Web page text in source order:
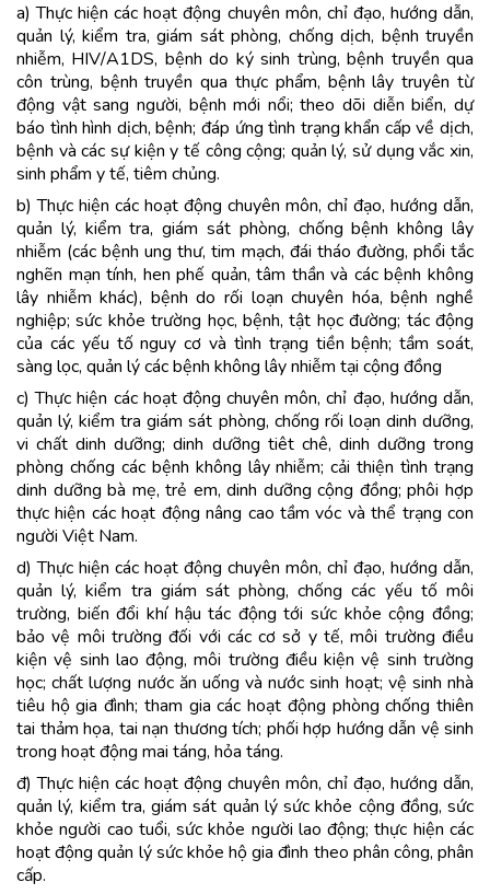
a) Thực hiện các hoạt động chuyên môn, chỉ đạo, hướng dẫn,
quản lý, kiểm tra, giám sát phòng, chống dịch, bệnh truyền
nhiễm, HIV/A1DS, bệnh do ký sinh trùng, bệnh truyền qua
côn trùng, bệnh truyền qua thực phẩm, bệnh lây truyên từ
động vật sang người, bệnh mới nổi; theo dõi diễn biển, dự
báo tình hình dịch, bệnh; đáp ứng tình trạng khẩn cấp về dịch,
bệnh và các sự kiện y tế công cộng; quản lý, sử dụng vắc xin,
sinh phẩm y tế, tiêm chủng.
b) Thực hiện các hoạt động chuyên môn, chỉ đạo, hướng dẫn,
quản lý, kiểm tra, giám sát phòng, chống bệnh không lây
nhiễm (các bệnh ung thư, tim mạch, đái tháo đường, phổi tắc
nghẽn mạn tính, hen phế quản, tâm thần và các bệnh không
lây nhiễm khác), bệnh do rối loạn chuyên hóa, bệnh nghề
nghiệp; sức khỏe trường học, bệnh, tật học đường; tác động
của các yếu tố nguy cơ và tình trạng tiền bệnh; tầm soát,
sàng lọc, quản lý các bệnh không lây nhiễm tại cộng đồng
c) Thực hiện các hoạt động chuyên môn, chỉ đạo, hướng dẫn,
quản lý, kiểm tra giám sát phòng, chống rối loạn dinh dưỡng,
vi chất dinh dưỡng; dinh dưỡng tiêt chê, dinh dưỡng trong
phòng chống các bệnh không lây nhiễm; cải thiện tình trạng
dinh dưỡng bà mẹ, trẻ em, dinh dưỡng cộng đồng; phôi hợp
thực hiện các hoạt động nâng cao tầm vóc và thể trạng con
người Việt Nam.
d) Thực hiện các hoạt động chuyên môn, chỉ đạo, hướng dẫn,
quản lý, kiểm tra giám sát phòng, chống các yếu tố môi
trường, biến đổi khí hậu tác động tới sức khỏe cộng đồng;
bảo vệ môi trường đối với các cơ sở y tế, môi trường điều
kiện vệ sinh lao động, môi trường điều kiện vệ sinh trường
học; chất lượng nước ăn uống và nước sinh hoạt; vệ sinh nhà
tiêu hộ gia đình; tham gia các hoạt động phòng chống thiên
tai thảm họa, tai nạn thương tích; phối hợp hướng dẫn vệ sinh
trong hoạt động mai táng, hỏa táng.
đ) Thực hiện các hoạt động chuyên môn, chỉ đạo, hướng dẫn,
quản lý, kiểm tra, giám sát quản lý sức khỏe cộng đồng, sức
khỏe người cao tuổi, sức khỏe người lao động; thực hiện các
hoạt động quản lý sức khỏe hộ gia đình theo phân công, phân
cấp.